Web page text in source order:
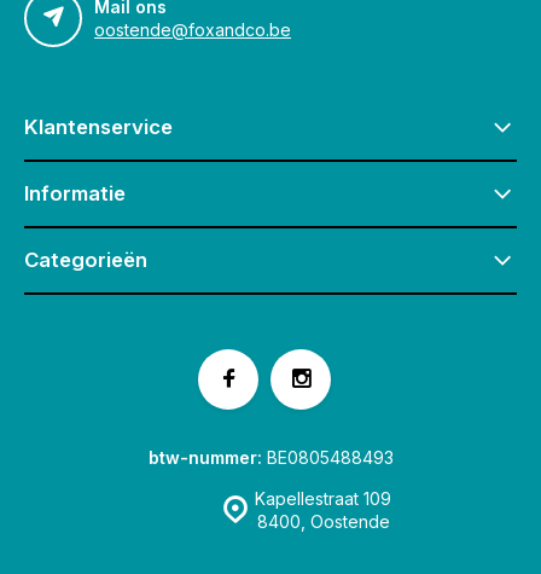
Mail ons
oostende@foxandco.be
Klantenservice
Informatie
Categorieën
Kapellestraat 109
8400, Oostende
btw-nummer: BE0805488493